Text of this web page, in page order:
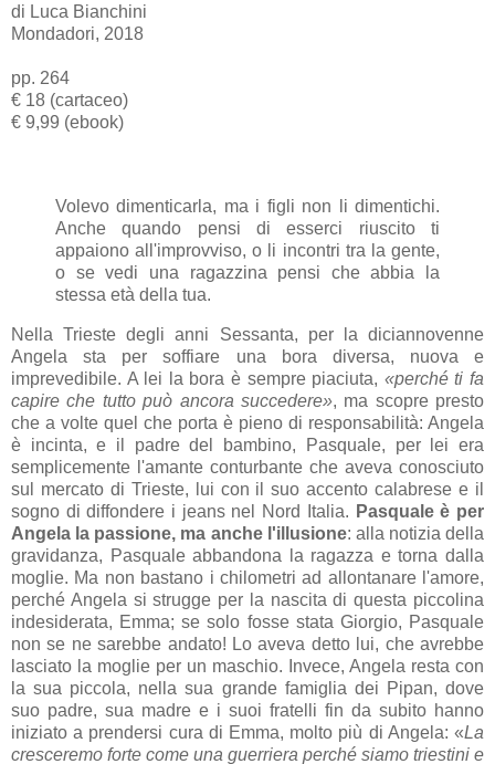
di Luca Bianchini
Mondadori, 2018
pp. 264
€ 18 (cartaceo)
€ 9,99 (ebook)
Volevo dimenticarla, ma i figli non li dimentichi.
Anche quando pensi di esserci riuscito ti
appaiono all'improvviso, o li incontri tra la gente,
o se vedi una ragazzina pensi che abbia la
stessa età della tua.
Nella Trieste degli anni Sessanta, per la diciannovenne
Angela sta per soffiare una bora diversa, nuova e
imprevedibile. A lei la bora è sempre piaciuta, «perché ti fa
capire che tutto può ancora succedere», ma scopre presto
che a volte quel che porta è pieno di responsabilità: Angela
è incinta, e il padre del bambino, Pasquale, per lei era
semplicemente l'amante conturbante che aveva conosciuto
sul mercato di Trieste, lui con il suo accento calabrese e il
sogno di diffondere i jeans nel Nord Italia. Pasquale è per
Angela la passione, ma anche l'illusione: alla notizia della
gravidanza, Pasquale abbandona la ragazza e torna dalla
moglie. Ma non bastano i chilometri ad allontanare l'amore,
perché Angela si strugge per la nascita di questa piccolina
indesiderata, Emma; se solo fosse stata Giorgio, Pasquale
non se ne sarebbe andato! Lo aveva detto lui, che avrebbe
lasciato la moglie per un maschio. Invece, Angela resta con
la sua piccola, nella sua grande famiglia dei Pipan, dove
suo padre, sua madre e i suoi fratelli fin da subito hanno
iniziato a prendersi cura di Emma, molto più di Angela: «La
cresceremo forte come una guerriera perché siamo triestini e